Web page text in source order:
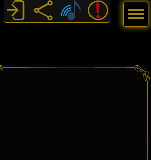
Menú